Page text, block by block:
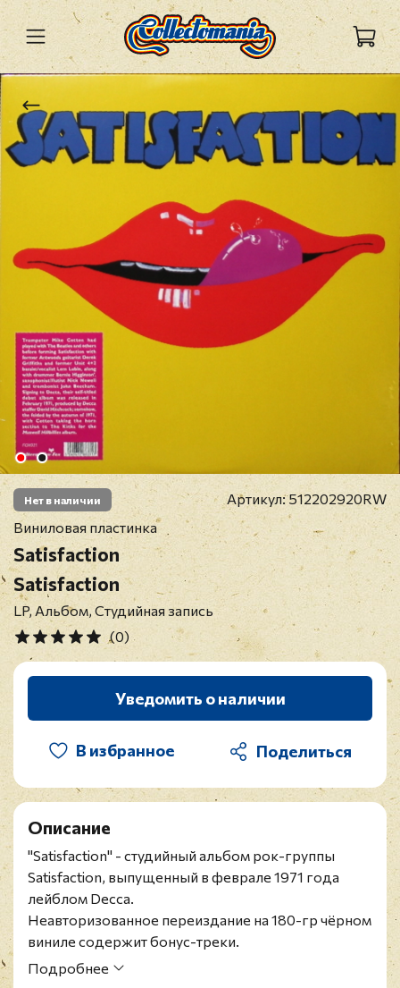
Нет в наличии Артикул:512202920RW
Виниловая пластинка
Satisfaction
Satisfaction
LP, Альбом, Студийная запись
(0)
Уведомить о наличии
В избранное
Описание
"Satisfaction" - студийный альбом рок-группы
Satisfaction, выпущенный в феврале 1971 года
лейблом Decca.
Неавторизованное переиздание на 180-гр чёрном
виниле содержит бонус-треки.
Satisfaction - британская группа, сформированная
Подробнее